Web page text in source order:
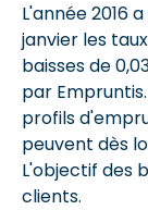
L'année 2016
janvier les
baisses de
par
profils
peuvent dès
L'objectif des
clients.